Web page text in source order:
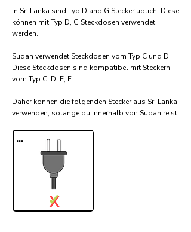
In Sri Lanka sind Typ D and G Stecker üblich. Diese
können mit Typ D, G Steckdosen verwendet
werden.
Sudan verwendet Steckdosen vom Typ C und D.
Diese Steckdosen sind kompatibel mit Steckern
vom Typ C, D, E, F.
Daher können die folgenden Stecker aus Sri Lanka
verwenden, solange du innerhalb von Sudan reist:​
...
X
✓